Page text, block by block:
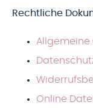
Rechtliche
Online